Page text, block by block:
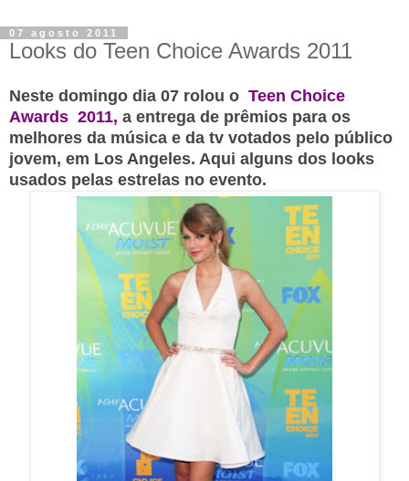
07 agosto 2011
Looks do Teen Choice Awards 2011
Neste domingo dia 07 rolou o Teen Choice
Awards 2011, a entrega de prêmios para os
melhores da música e da tv votados pelo público
jovem, em Los Angeles. Aqui alguns dos looks
usados pelas estrelas no evento.